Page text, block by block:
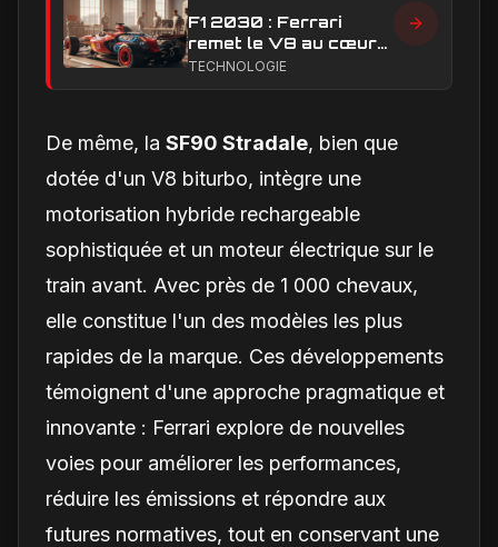
F1 2030 : Ferrari
remet le V8 au cœur
du débat sur l’avenir
TECHNOLOGIE
De même, la SF90 Stradale, bien que
dotée d'un V8 biturbo, intègre une
motorisation hybride rechargeable
sophistiquée et un moteur électrique sur le
train avant. Avec près de 1 000 chevaux,
elle constitue l'un des modèles les plus
rapides de la marque. Ces développements
témoignent d'une approche pragmatique et
innovante : Ferrari explore de nouvelles
voies pour améliorer les performances,
réduire les émissions et répondre aux
futures normatives, tout en conservant une